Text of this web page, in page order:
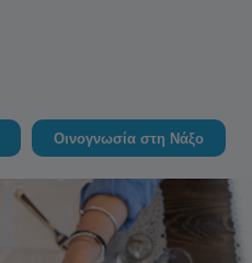
Οινογνωσία στη Νάξο